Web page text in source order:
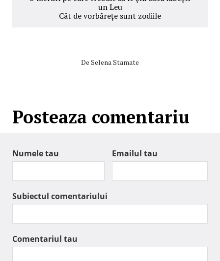
un Leu
Cât de vorbăreţe sunt zodiile
De Selena Stamate
Posteaza comentariu
Numele tau Emailul tau
Subiectul comentariului
Comentariul tau